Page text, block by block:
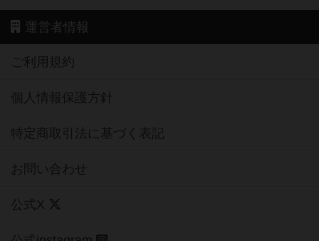
運営者情報
ご利用規約
個人情報保護方針
特定商取引法に基づく表記
お問い合わせ
公式X